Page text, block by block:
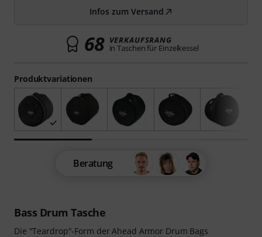
Bass Drum Tasche
Die "Teardrop"-Form der Ahead Armor Drum Bags
Produktvariationen
Infos zum Versand
68 VERKAUFSRANG
in Taschen für Einzelkessel
Beratung